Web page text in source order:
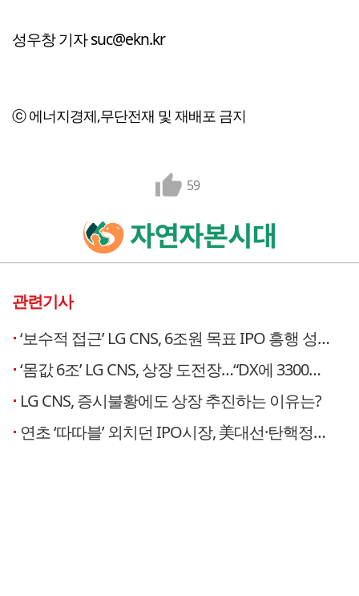
성우창 기자 suc@ekn.kr
ⓒ 에너지경제,무단전재 및 재배포 금지
59
관련기사
‘보수적 접근’ LG CNS, 6조원 목표 IPO 흥행 성공할까
‘몸값 6조’ LG CNS, 상장 도전장…“DX에 3300억 투자”
LG CNS, 증시불황에도 상장 추진하는 이유는?
연초 ‘따따블’ 외치던 IPO시장, 美대선·탄핵정국에 ‘급속냉각’